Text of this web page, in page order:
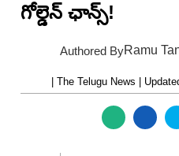
గోల్డెన్ ఛాన్స్!
Authored ByRamu
| The Telugu News |